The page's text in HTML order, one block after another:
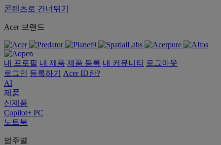
콘텐츠로 건너뛰기
Acer 브랜드
내 프로필 내 제품 제품 등록 내 커뮤니티
로그아웃
로그인
등록하기
Acer ID란?
AI
제품
신제품
Copilot+ PC
노트북
범주별